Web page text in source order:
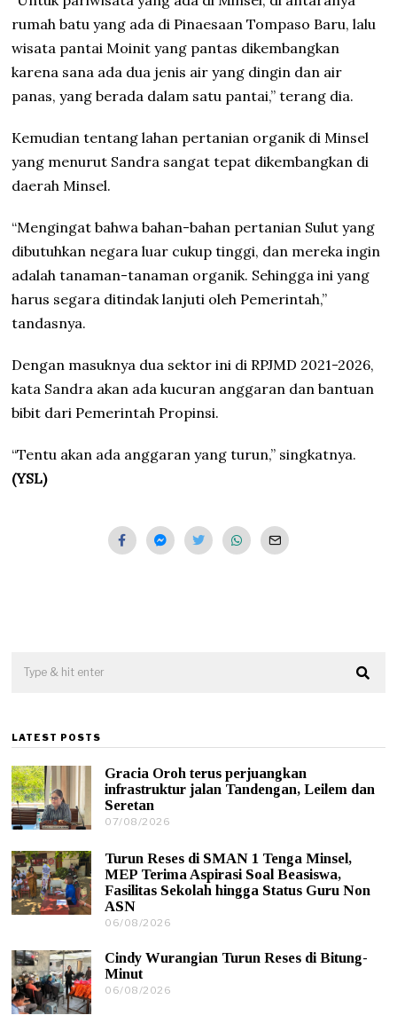
rumah batu yang ada di Pinaesaan Tompaso Baru, lalu
wisata pantai Moinit yang pantas dikembangkan
karena sana ada dua jenis air yang dingin dan air
panas, yang berada dalam satu pantai,” terang dia.
Kemudian tentang lahan pertanian organik di Minsel
yang menurut Sandra sangat tepat dikembangkan di
daerah Minsel.
“Mengingat bahwa bahan-bahan pertanian Sulut yang
dibutuhkan negara luar cukup tinggi, dan mereka ingin
adalah tanaman-tanaman organik. Sehingga ini yang
harus segara ditindak lanjuti oleh Pemerintah,”
tandasnya.
Dengan masuknya dua sektor ini di RPJMD 2021-2026,
kata Sandra akan ada kucuran anggaran dan bantuan
bibit dari Pemerintah Propinsi.
“Tentu akan ada anggaran yang turun,” singkatnya.
(YSL)
LATEST POSTS
Gracia Oroh terus perjuangkan
infrastruktur jalan Tandengan, Leilem dan
Seretan
07/08/2026
0
8
/
Turun Reses di SMAN 1 Tenga Minsel,
MEP Terima Aspirasi Soal Beasiswa,
Fasilitas Sekolah hingga Status Guru Non
ASN
06/08/2026
0
Cindy Wurangian Turun Reses di Bitung-
Minut
06/08/2026